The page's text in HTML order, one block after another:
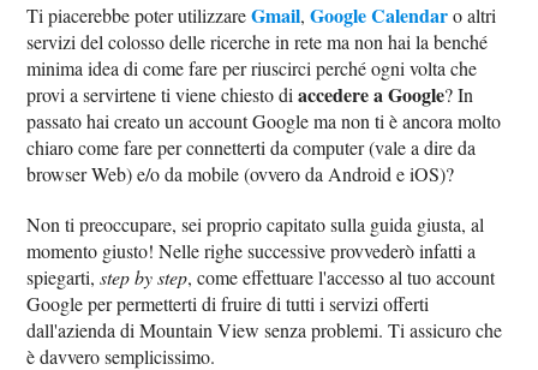
Ti piacerebbe poter utilizzareGmail,Google Calendaro altri
servizi del colosso delle ricerche in rete ma non hai la benché
minima idea di come fare per riuscirci perché ogni volta che
provi a servirtene ti viene chiesto diaccedere a Google? In
passato hai creato un account Google ma non ti è ancora molto
chiaro come fare per connetterti da computer (vale a dire da
browser Web) e/o da mobile (ovvero da Android e iOS)?
Non ti preoccupare, sei proprio capitato sulla guida giusta, al
momento giusto! Nelle righe successive provvederò infatti a
spiegarti,step by step, come effettuare l'accesso al tuo account
Google per permetterti di fruire di tutti i servizi offerti
dall'azienda di Mountain View senza problemi. Ti assicuro che
è davvero semplicissimo.